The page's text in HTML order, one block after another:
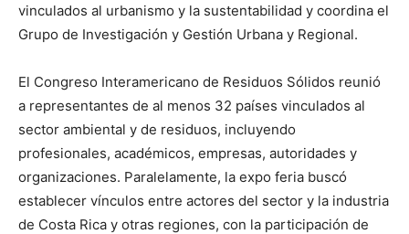
vinculados al urbanismo y la sustentabilidad y coordina el
Grupo de Investigación y Gestión Urbana y Regional.
El Congreso Interamericano de Residuos Sólidos reunió
a representantes de al menos 32 países vinculados al
sector ambiental y de residuos, incluyendo
profesionales, académicos, empresas, autoridades y
organizaciones. Paralelamente, la expo feria buscó
establecer vínculos entre actores del sector y la industria
de Costa Rica y otras regiones, con la participación de